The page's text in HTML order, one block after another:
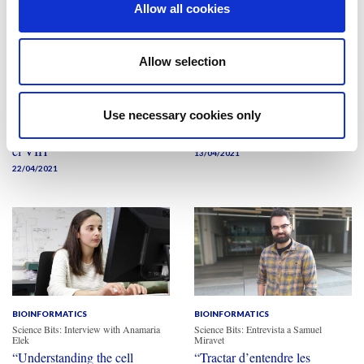
Allow all cookies
Allow selection
Use necessary cookies only
Science Bits: Entrevista a Ferran Tarrés
de 'partícules similars a virus'
per generar una vacuna contra
el VIH”
22/04/2021
Science Bits: Entrevista a Nil Casajuana
l’estudi de complexos de
GPCRs
13/04/2021
BIOINFORMATICS
Science Bits: Interview with Anamaria
Elek
“Understanding the cell
BIOINFORMATICS
Science Bits: Entrevista a Samuel
Miravet
“Tractar d’entendre les